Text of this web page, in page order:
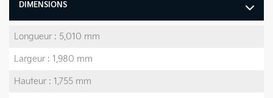
DIMENSIONS
Longueur : 5,010 mm
Largeur : 1,980 mm
Hauteur : 1,755 mm